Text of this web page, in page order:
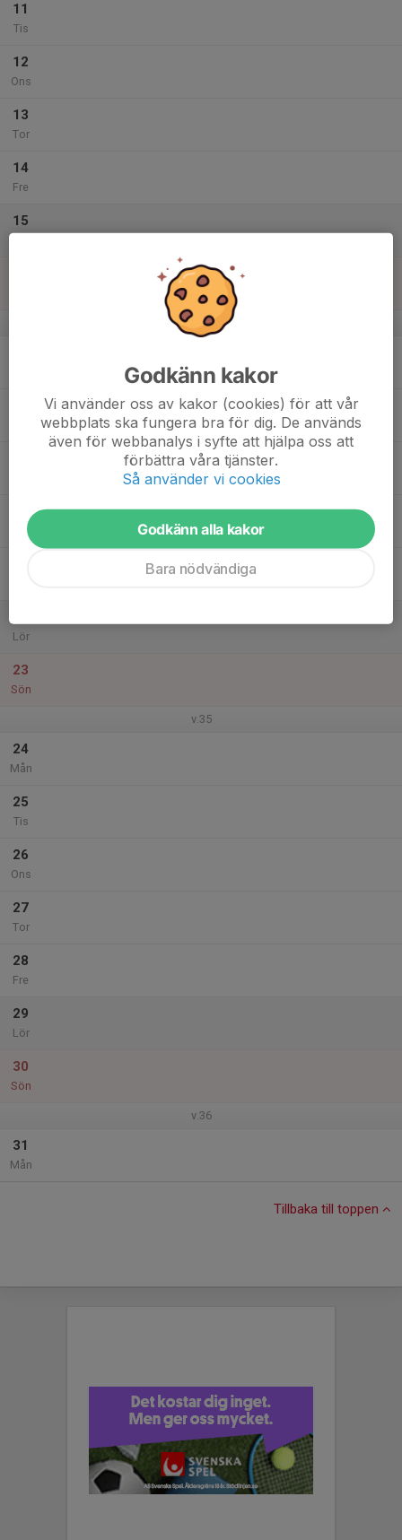
11
Tis
12
Ons
13
Tor
14
Fre
15
v.34
Tor
Lör
23
Sön
v.35
24
Mån
25
Tis
26
Ons
27
Tor
28
Fre
29
Lör
30
Sön
v.36
31
Mån
Tillbaka till toppen
Godkänn kakor
Vi använder oss av kakor (cookies) för att vår
webbplats ska fungera bra för dig. De används
även för webbanalys i syfte att hjälpa oss att
förbättra våra tjänster.
Så använder vi cookies
Godkänn alla kakor
Bara nödvändiga